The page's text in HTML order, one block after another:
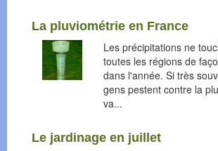
La pluviométrie en France
Les précipitations ne
toutes les régions de
dans l'année. Si très
gens pestent contre la
va...
Le jardinage en juillet